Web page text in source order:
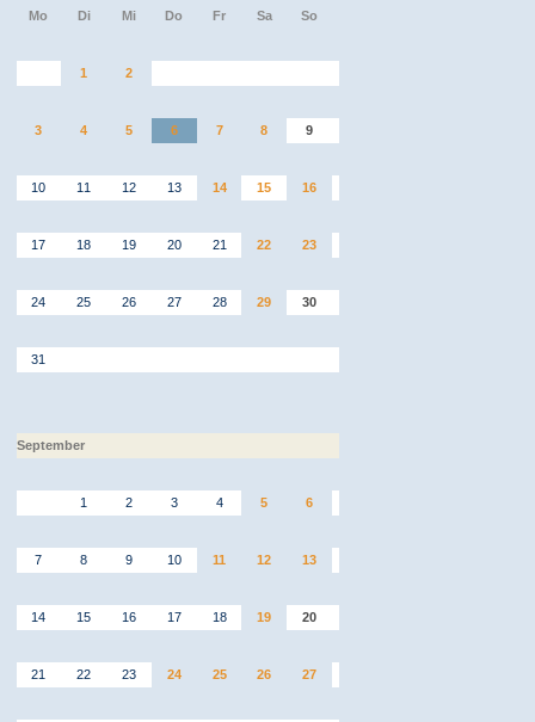
Mo Di Mi Do Fr Sa So
1 2
3 4 5 6 7 8 9
10 11 12 13 14 15 16
17 18 19 20 21 22 23
24 25 26 27 28 29 30
31
September
1 2 3 4 5 6
7 8 9 10 11 12 13
14 15 16 17 18 19 20
21 22 23 24 25 26 27